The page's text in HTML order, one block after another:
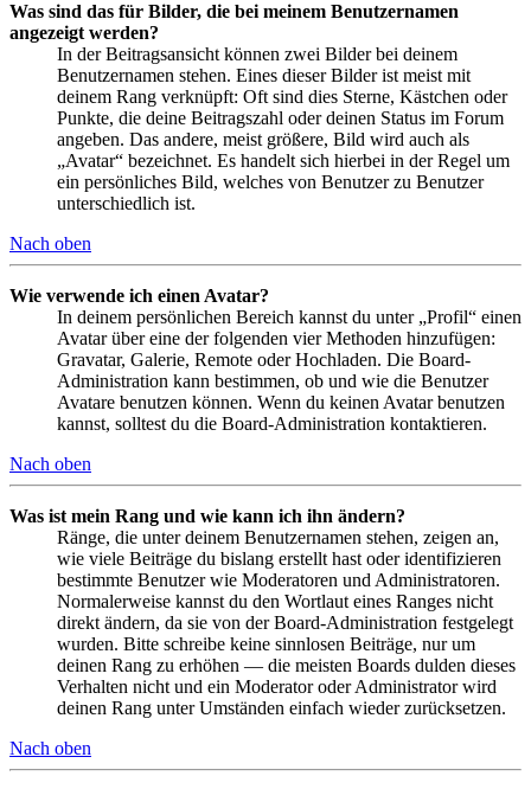
Was sind das für Bilder, die bei meinem Benutzernamen
angezeigt werden?
In der Beitragsansicht können zwei Bilder bei deinem
Benutzernamen stehen. Eines dieser Bilder ist meist mit
deinem Rang verknüpft: Oft sind dies Sterne, Kästchen oder
Punkte, die deine Beitragszahl oder deinen Status im Forum
angeben. Das andere, meist größere, Bild wird auch als
„Avatar“ bezeichnet. Es handelt sich hierbei in der Regel um
ein persönliches Bild, welches von Benutzer zu Benutzer
unterschiedlich ist.
Nach oben
Wie verwende ich einen Avatar?
In deinem persönlichen Bereich kannst du unter „Profil“ einen
Avatar über eine der folgenden vier Methoden hinzufügen:
Gravatar, Galerie, Remote oder Hochladen. Die Board-
Administration kann bestimmen, ob und wie die Benutzer
Avatare benutzen können. Wenn du keinen Avatar benutzen
kannst, solltest du die Board-Administration kontaktieren.
Nach oben
Was ist mein Rang und wie kann ich ihn ändern?
Ränge, die unter deinem Benutzernamen stehen, zeigen an,
wie viele Beiträge du bislang erstellt hast oder identifizieren
bestimmte Benutzer wie Moderatoren und Administratoren.
Normalerweise kannst du den Wortlaut eines Ranges nicht
direkt ändern, da sie von der Board-Administration festgelegt
wurden. Bitte schreibe keine sinnlosen Beiträge, nur um
deinen Rang zu erhöhen — die meisten Boards dulden dieses
Verhalten nicht und ein Moderator oder Administrator wird
deinen Rang unter Umständen einfach wieder zurücksetzen.
Nach oben